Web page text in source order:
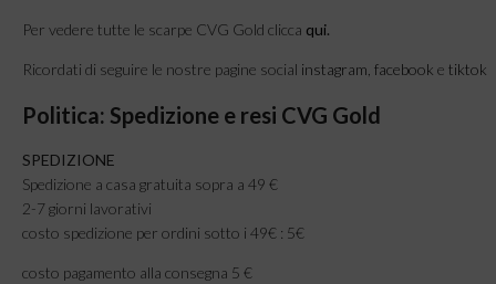
Per vedere tutte le scarpe CVG Gold clicca qui.
Ricordati di seguire le nostre pagine social instagram facebook e tiktok
Politica: Spedizione e resi CVG Gold
SPEDIZIONE
Spedizione a casa gratuita sopra a 49 €
2-7 giorni lavorativi
costo spedizione per ordini sotto i 49€ : 5€
costo pagamento alla consegna 5 €